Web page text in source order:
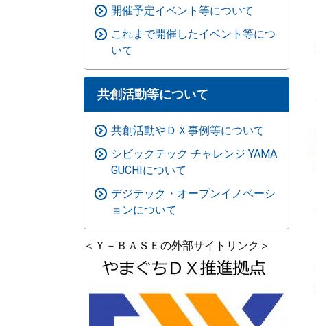
開催予定イベント等について
これまで開催したイベント等につ
いて
共創活動等について
共創活動やＤＸ事例等について
シビックテック チャレンジ YAMA
GUCHIについて
デジテック・オープンイノベーシ
ョンについて
＜Ｙ－ＢＡＳＥの外部サイトリンク＞